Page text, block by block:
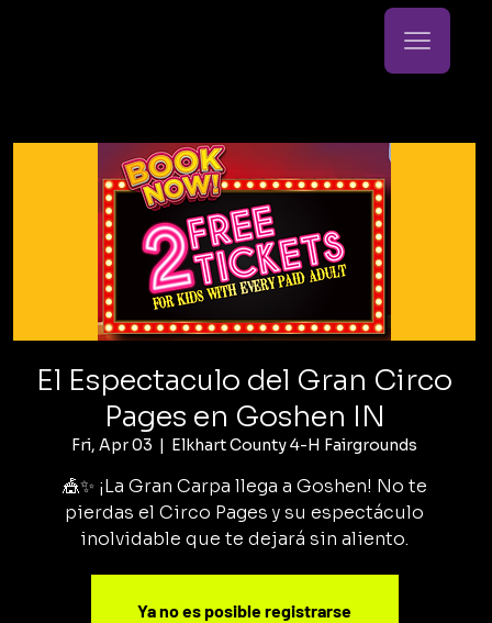
El Espectaculo del Gran Circo
Pages en Goshen IN
Fri, Apr 03
  |
Elkhart County 4-H Fairgrounds
🎪✨ ¡La Gran Carpa llega a Goshen! No te
pierdas el Circo Pages y su espectáculo
inolvidable que te dejará sin aliento.
Ya no es posible registrarse